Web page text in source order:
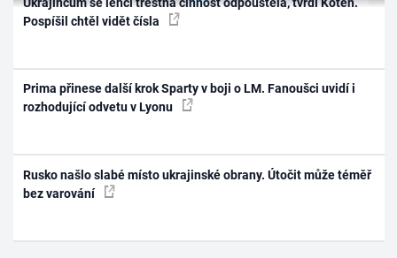
Pospíšil chtěl vidět čísla
Prima přinese další krok Sparty v boji o LM. Fanoušci uvidí i
rozhodující odvetu v Lyonu
Rusko našlo slabé místo ukrajinské obrany. Útočit může téměř
bez varování